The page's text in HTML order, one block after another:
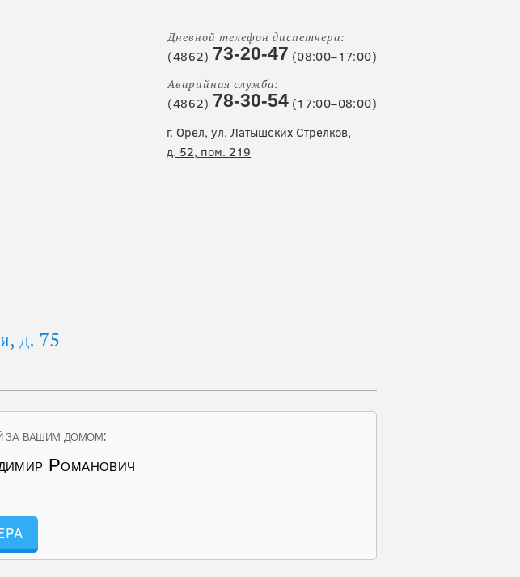
Дневной телефон диспетчера:
(4862) 73-20-47 (08:00–17:00)
Аварийная служба:
(4862) 78-30-54 (17:00–08:00)
г. Орел, ул. Латышских Стрелков,
д. 52, пом. 219
д. 75
за вашим домом:
Романович